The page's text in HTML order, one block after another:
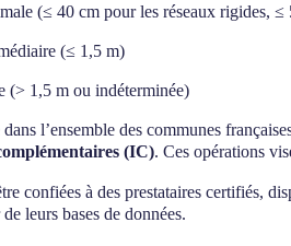
(≤ 40 cm pour les réseaux rigides,
(≤ 1,5 m)
(> 1,5 m ou indéterminée)
l’ensemble des communes
(IC). Ces opérations
confiées à des prestataires certifiés,
leurs bases de données.